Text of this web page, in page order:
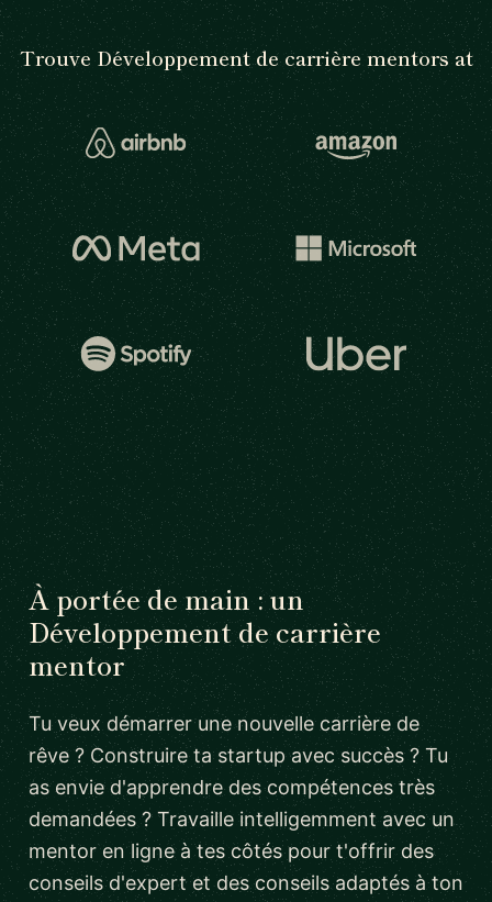
Trouve Développement de carrière mentors at
À portée de main : un
Développement de carrière
mentor
Tu veux démarrer une nouvelle carrière de
rêve ? Construire ta startup avec succès ? Tu
as envie d'apprendre des compétences très
demandées ? Travaille intelligemment avec un
mentor en ligne à tes côtés pour t'offrir des
conseils d'expert et des conseils adaptés à ton